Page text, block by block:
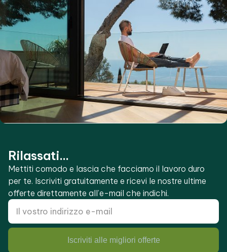
Rilassati...
Mettiti comodo e lascia che facciamo il lavoro duro
per te. Iscriviti gratuitamente e ricevi le nostre ultime
offerte direttamente all’e-mail che indichi.
Iscriviti alle migliori offerte